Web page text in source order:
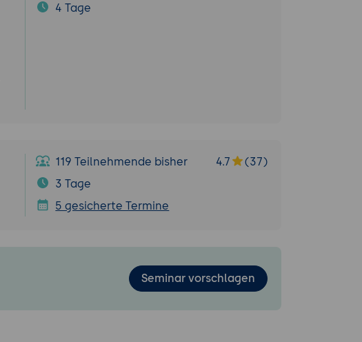
4 Tage
119 Teilnehmende bisher 4.7
(37)
3 Tage
5 gesicherte Termine
Seminar vorschlagen